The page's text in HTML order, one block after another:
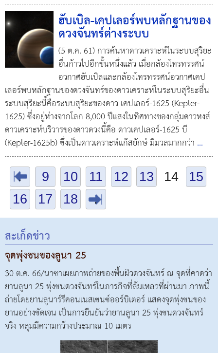
ฮับเบิล-เคปเลอร์พบหลักฐานของ
ดวงจันทร์ต่างระบบ
(5 ต.ค. 61) การค้นหาดาวเคราะห์ในระบบสุริยะ
อื่นก้าวไปอีกขั้นหนึ่งแล้ว เมื่อกล้องโทรทรรศน์
อวกาศฮับเบิลและกล้องโทรทรรศน์อวกาศเคป
เลอร์พบหลักฐานของดวงจันทร์ของดาวเคราะห์ในระบบสุริยะอื่น
ระบบสุริยะนี้คือระบบสุริยะของดาว เคปเลอร์-1625 (Kepler-
1625) ซึ่งอยู่ห่างจากโลก 8,000 ปีแสงในทิศทางของกลุ่มดาวหงส์
ดาวเคราะห์บริวารของดาวดวงนี้คือ ดาวเคปเลอร์-1625 บี
(Kepler-1625b) ซึ่งเป็นดาวเคราะห์แก๊สยักษ์ มีมวลมากกว่า ...
. 9 10 11 12 13 14
15
16
17 18 .
สะเก็ดข่าว
จุดพุ่งชนของลูนา 25
30 ต.ค. 66/นาซาเผยภาพถ่ายของพื้นผิวดวงจันทร์ ณ จุดที่คาดว่า
ยานลูนา 25 พุ่งชนดวงจันทร์ในภารกิจที่ล้มเหลวที่ผ่านมา ภาพนี้
ถ่ายโดยยานลูนาร์รีคอนเนสเซนซ์ออร์บิเตอร์ แสดงจุดพุ่งชนของ
ยานอย่างชัดเจน เป็นการยืนยันว่ายานลูนา 25 พุ่งชนดวงจันทร์
จริง หลุมมีความกว้างประมาณ 10 เมตร